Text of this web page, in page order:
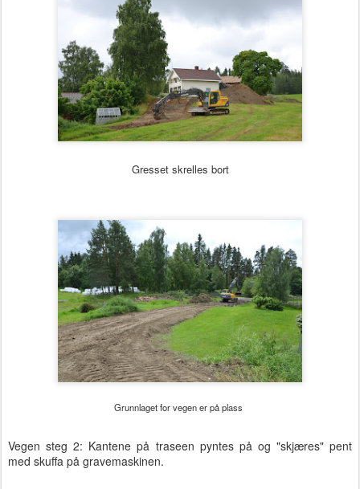
Gresset skrelles bort
Grunnlaget for vegen er på plass
Vegen steg 2: Kantene på traseen pyntes på og "skjæres" pent
med skuffa på gravemaskinen.